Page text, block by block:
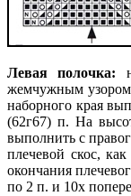
Левая полочка:
жемчужным
наборного края
(62г67) п. На
выполнить с
плечевой скос,
окончания
по 2 п. и 10х